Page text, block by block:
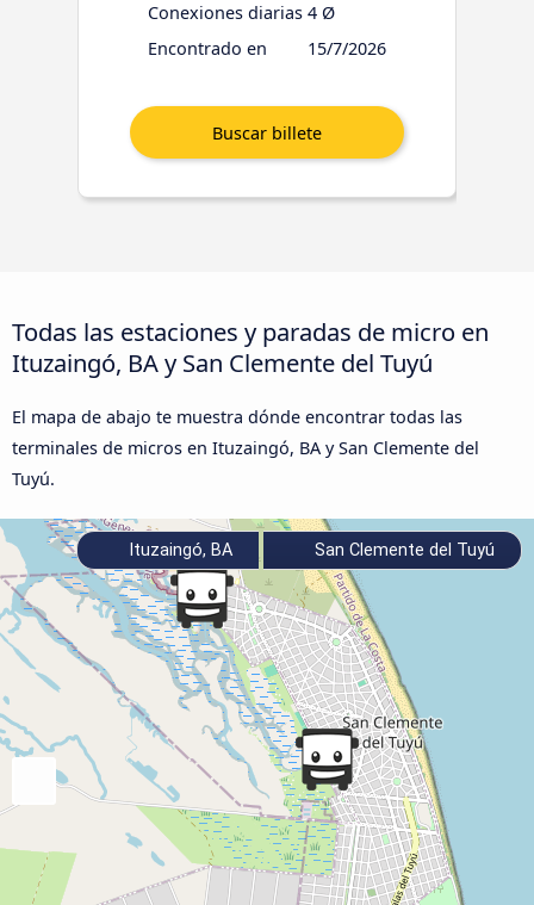
Conexiones diarias 4 Ø
Encontrado en
15/7/2026
Todas las estaciones y paradas de micro en
Ituzaingó, BA y San Clemente del Tuyú
El mapa de abajo te muestra dónde encontrar todas las
terminales de micros en Ituzaingó, BA y San Clemente del
Tuyú.
Ituzaingó, BA San Clemente del Tuyú